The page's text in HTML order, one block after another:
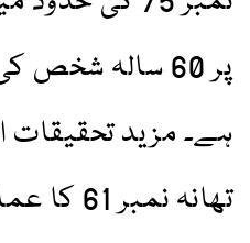
پر 60 سالہ
ہے۔ مزید تحقیقات